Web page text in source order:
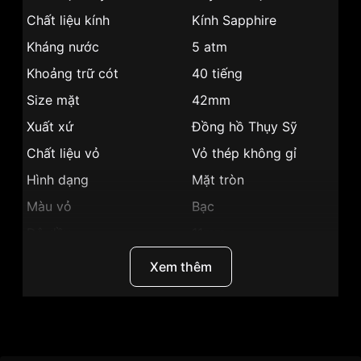
Chất liệu kính
Kính Sapphire
Kháng nước
5 atm
Khoảng trữ cót
40 tiếng
Size mặt
42mm
Xuất xứ
Đồng hồ Thụy Sỹ
Chất liệu vỏ
Vỏ thép không gỉ
Hình dạng
Mặt tròn
Màu vỏ
Bạc
Mặt đen
Những sản phẩm tương tự"Tissot
Xem thêm